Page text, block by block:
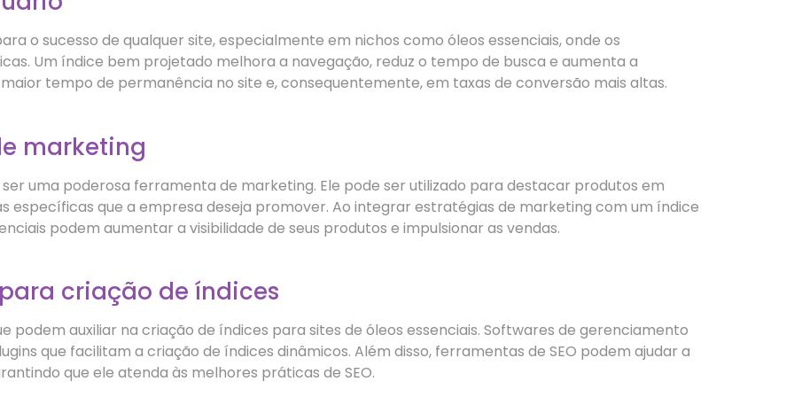
o sucesso de qualquer site, especialmente em nichos como óleos essenciais, onde os
Um índice bem projetado melhora a navegação, reduz o tempo de busca e aumenta a
tempo de permanência no site e, consequentemente, em taxas de conversão mais altas.
marketing
uma poderosa ferramenta de marketing. Ele pode ser utilizado para destacar produtos em
específicas que a empresa deseja promover. Ao integrar estratégias de marketing com um índice
podem aumentar a visibilidade de seus produtos e impulsionar as vendas.
criação de índices
podem auxiliar na criação de índices para sites de óleos essenciais. Softwares de gerenciamento
que facilitam a criação de índices dinâmicos. Além disso, ferramentas de SEO podem ajudar a
que ele atenda às melhores práticas de SEO.